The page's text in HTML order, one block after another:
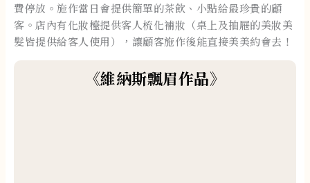
費停放。施作當日會提供簡單的茶飲、小點給最珍貴的顧
客。店內有化妝檯提供客人梳化補妝（桌上及抽屜的美妝美
髮皆提供給客人使用），讓顧客施作後能直接美美約會去！​
《維納斯飄眉作品》